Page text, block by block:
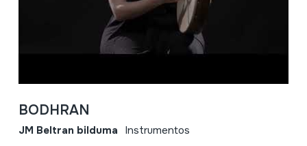
BODHRAN
JM Beltran bilduma Instrumentos